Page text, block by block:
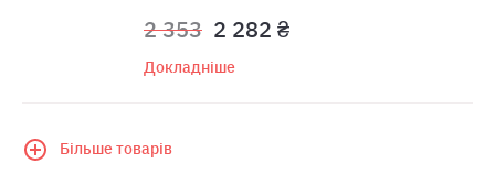
2 353 2 282 ₴
Докладніше
Більше товарів